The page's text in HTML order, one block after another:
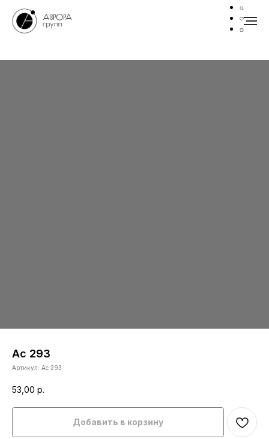
Ас 293
Артикул: Ас 293
53,00 р.
Добавить в корзину